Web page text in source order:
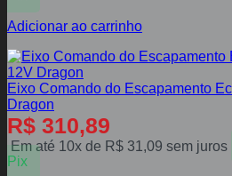
Adicionar ao carrinho
Eixo Comando do Escapamento
Dragon
R$ 310,89
Em até 10x de R$ 31,09 sem juros
Pix